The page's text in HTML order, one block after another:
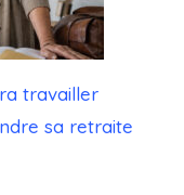
travailler
sa retraite